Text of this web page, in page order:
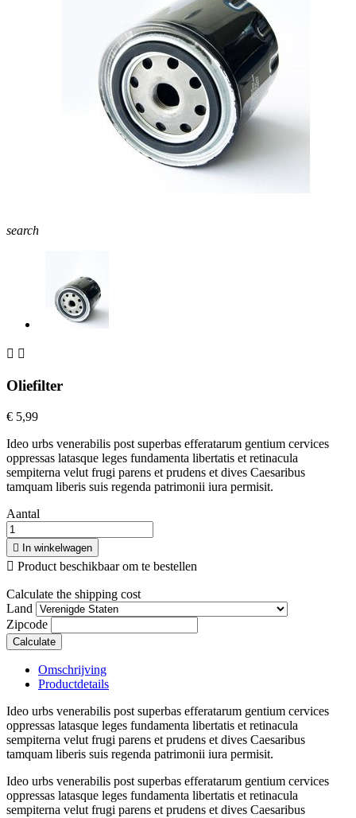
search
 
Oliefilter
€ 5,99
Ideo urbs venerabilis post superbas efferatarum gentium cervices
oppressas latasque leges fundamenta libertatis et retinacula
sempiterna velut frugi parens et prudens et dives Caesaribus
tamquam liberis suis regenda patrimonii iura permisit.
Aantal
 In winkelwagen
 Product beschikbaar om te bestellen
Calculate the shipping cost
Land
Zipcode
Calculate
Omschrijving
Productdetails
Ideo urbs venerabilis post superbas efferatarum gentium cervices
oppressas latasque leges fundamenta libertatis et retinacula
sempiterna velut frugi parens et prudens et dives Caesaribus
tamquam liberis suis regenda patrimonii iura permisit.
Ideo urbs venerabilis post superbas efferatarum gentium cervices
oppressas latasque leges fundamenta libertatis et retinacula
sempiterna velut frugi parens et prudens et dives Caesaribus